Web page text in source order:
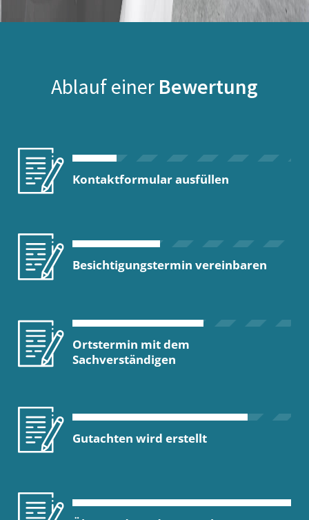
Ablauf einer Bewertung
Kontaktformular ausfüllen
Besichtigungstermin vereinbaren
Ortstermin mit dem
Sachverständigen
Gutachten wird erstellt